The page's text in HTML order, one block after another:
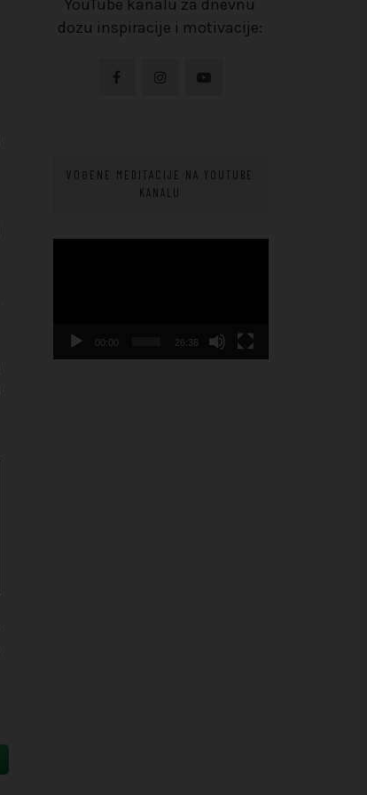
YouTube kanalu za dnevnu
dozu inspiracije i motivacije:
VOĐENE MEDITACIJE NA YOUTUBE
KANALU
00:00 26:36